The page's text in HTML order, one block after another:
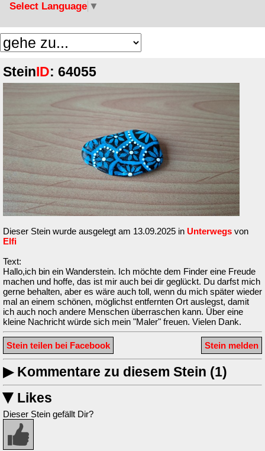
Select Language ▼
Stein ID: 64055
Dieser Stein wurde ausgelegt am 13.09.2025 in Unterwegs von
Elfi
Text:
Hallo,ich bin ein Wanderstein. Ich möchte dem Finder eine Freude
machen und hoffe, das ist mir auch bei dir geglückt. Du darfst mich
gerne behalten, aber es wäre auch toll, wenn du mich später wieder
mal an einem schönen, möglichst entfernten Ort auslegst, damit
ich auch noch andere Menschen überraschen kann. Über eine
kleine Nachricht würde sich mein "Maler" freuen. Vielen Dank.
Stein melden
Stein teilen bei Facebook
▶Kommentare zu diesem Stein (1)
▶ Likes
Dieser Stein gefällt Dir?